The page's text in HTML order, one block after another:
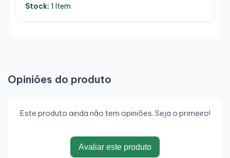
Stock: 1 Item
Opiniões do produto
Este produto ainda não tem opiniões. Seja o primeiro!
Avaliar este produto